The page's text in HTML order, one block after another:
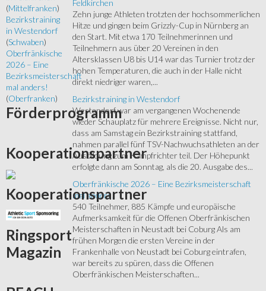
Feldkirchen
Zehn junge Athleten trotzten der hochsommerlichen
Hitze und gingen beim Grizzly-Cup in Nürnberg an
den Start. Mit etwa 170 Teilnehmerinnen und
Teilnehmern aus über 20 Vereinen in den
Altersklassen U8 bis U14 war das Turnier trotz der
hohen Temperaturen, die auch in der Halle nicht
direkt niedriger waren,...
Bezirkstraining in Westendorf
Westendorf war am vergangenen Wochenende
wieder Schauplatz für mehrere Ereignisse. Nicht nur,
dass am Samstag ein Bezirkstraining stattfand,
nahmen parallel fünf TSV-Nachwuchsathleten an der
Ausbildung zum Kampfrichter teil. Der Höhepunkt
erfolgte dann am Sonntag, als die 20. Ausgabe des...
Oberfränkische 2026 – Eine Bezirksmeisterschaft
mal anders!
540 Teilnehmer, 885 Kämpfe und europäische
Aufmerksamkeit für die Offenen Oberfränkischen
Meisterschaften in Neustadt bei Coburg Als am
frühen Morgen die ersten Vereine in der
Frankenhalle von Neustadt bei Coburg eintrafen,
war bereits zu spüren, dass die Offenen
Oberfränkischen Meisterschaften...
(Mittelfranken)
Bezirkstraining
in Westendorf
(Schwaben)
Oberfränkische
2026 – Eine
Bezirksmeisterschaft
mal anders!
(Oberfranken)
Förderprogramm
Kooperationspartner
Kooperationspartner
Ringsport
Magazin